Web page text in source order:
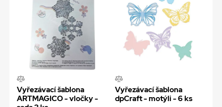
Vyřezávací šablona
ARTMAGICO - vločky -
Vyřezávací šablona
dpCraft - motýli - 6 ks